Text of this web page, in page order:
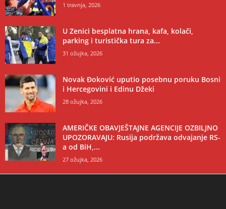
1 travnja, 2026
U Zenici besplatna hrana, kafa, kolači,
parking i turistička tura za...
31 ožujka, 2026
Novak Đoković uputio posebnu poruku Bosni
i Hercegovini i Edinu Džeki
28 ožujka, 2026
AMERIČKE OBAVJEŠTAJNE AGENCIJE OZBILJNO
UPOZORAVAJU: Rusija podržava odvajanje RS-
a od BiH,...
27 ožujka, 2026